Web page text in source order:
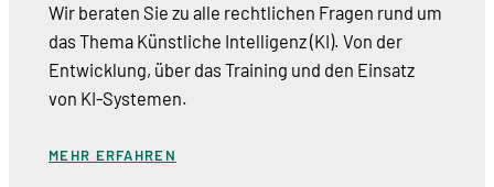
Wir beraten Sie zu alle rechtlichen Fragen rund um
das Thema Künstliche Intelligenz (KI). Von der
Entwicklung, über das Training und den Einsatz
von KI-Systemen.
MEHR ERFAHREN